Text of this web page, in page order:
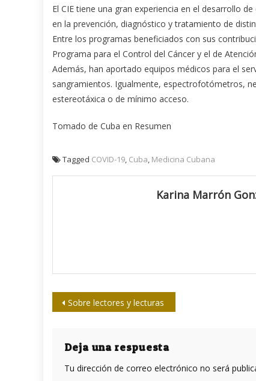
El CIE tiene una gran experiencia en el desarrollo
en la prevención, diagnóstico y tratamiento de
Entre los programas beneficiados con sus
Programa para el Control del Cáncer y el de
Además, han aportado equipos médicos para el
sangramientos. Igualmente, espectrofotómetros,
estereotáxica o de mínimo acceso.
Tomado de Cuba en Resumen
Tagged COVID-19, Cuba, Medicina Cubana
Karina Marrón
Navegación
entradas
Sobre lectores y lecturas
Deja una respuesta
Tu dirección de correo electrónico no será